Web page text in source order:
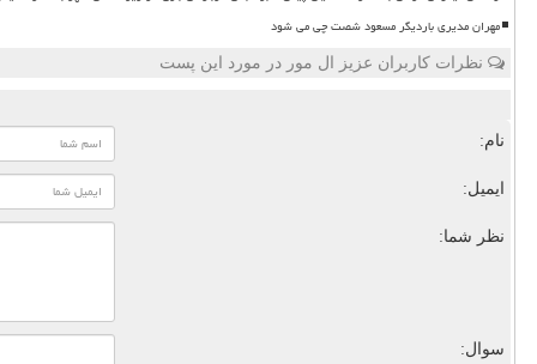
مهران مدیری باردیگر مسعود شصت چی می شود
نظرات کاربران عزیز ال مور در مورد این پست
نام:
ایمیل:
نظر شما:
سوال: